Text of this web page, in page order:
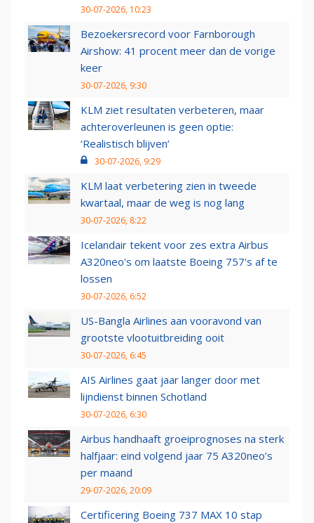
30-07-2026, 10:23
Bezoekersrecord voor Farnborough
Airshow: 41 procent meer dan de vorige
keer
30-07-2026, 9:30
KLM ziet resultaten verbeteren, maar
achteroverleunen is geen optie:
‘Realistisch blijven’
30-07-2026, 9:29
KLM laat verbetering zien in tweede
kwartaal, maar de weg is nog lang
30-07-2026, 8:22
Icelandair tekent voor zes extra Airbus
A320neo's om laatste Boeing 757's af te
lossen
30-07-2026, 6:52
US-Bangla Airlines aan vooravond van
grootste vlootuitbreiding ooit
30-07-2026, 6:45
AIS Airlines gaat jaar langer door met
lijndienst binnen Schotland
30-07-2026, 6:30
Airbus handhaaft groeiprognoses na sterk
halfjaar: eind volgend jaar 75 A320neo’s
per maand
29-07-2026, 20:09
Certificering Boeing 737 MAX 10 stap